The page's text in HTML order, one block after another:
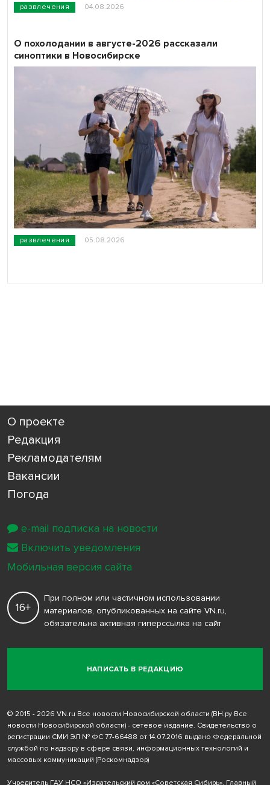
развлечения 04.08.2026
развлечения 05.08.2026
О похолодании в августе-2026 рассказали
синоптики в Новосибирске
О проекте
Редакция
Рекламодателям
Вакансии
Погода
НАПИСАТЬ В РЕДАКЦИЮ
16+
При полном или частичном использовании
материалов, опубликованных на сайте VN.ru,
обязательна активная гиперссылка на сайт
© 2015 - 2026 VN.ru Все новости Новосибирской области (ВН.ру Все
новости Новосибирской области) - сетевое издание. Свидетельство о
регистрации СМИ ЭЛ № ФС 77-66488 от 14.07.2016 выдано Федеральной
службой по надзору в сфере связи, информационных технологий и
массовых коммуникаций (Роскомнадзор)
Учредитель ГАУ НСО «Издательский дом «Советская Сибирь». Главный
e-mail подписка на новости
Включить уведомления
Мобильная версия сайта